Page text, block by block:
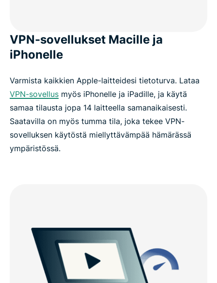
VPN-sovellukset Macille ja
iPhonelle
Varmista kaikkien Apple-laitteidesi tietoturva. Lataa
VPN-sovellus myös iPhonelle ja iPadille, ja käytä
samaa tilausta jopa 14 laitteella samanaikaisesti.
Saatavilla on myös tumma tila, joka tekee VPN-
sovelluksen käytöstä miellyttävämpää hämärässä
ympäristössä.